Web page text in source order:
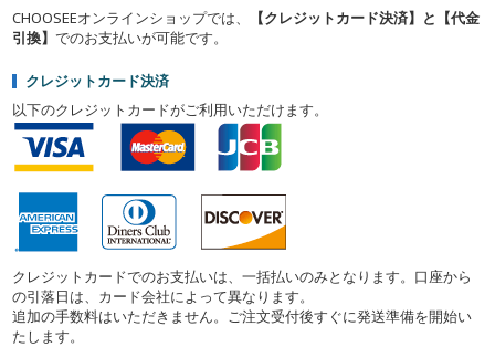
CHOOSEEオンラインショップでは、
【クレジットカード決済】と【代金
引換】でのお支払いが可能です。
クレジットカード決済
以下のクレジットカードがご利用いただけます。
クレジットカードでのお支払いは、一括払いのみとなります。口座から
の引落日は、カード会社によって異なります。
追加の手数料はいただきません。ご注文受付後すぐに発送準備を開始い
たします。